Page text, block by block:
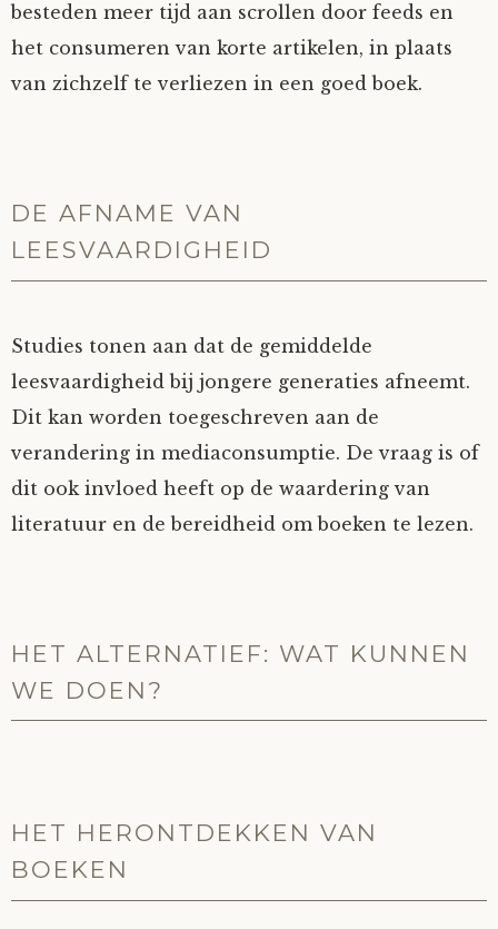
besteden meer tijd aan scrollen door feeds en
het consumeren van korte artikelen, in plaats
van zichzelf te verliezen in een goed boek.
DE AFNAME VAN
LEESVAARDIGHEID
Studies tonen aan dat de gemiddelde
leesvaardigheid bij jongere generaties afneemt.
Dit kan worden toegeschreven aan de
verandering in mediaconsumptie. De vraag is of
dit ook invloed heeft op de waardering van
literatuur en de bereidheid om boeken te lezen.
HET ALTERNATIEF: WAT KUNNEN
WE DOEN?
HET HERONTDEKKEN VAN
BOEKEN